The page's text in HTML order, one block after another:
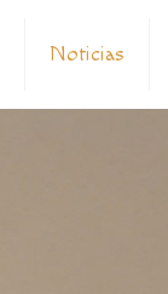
Noticias